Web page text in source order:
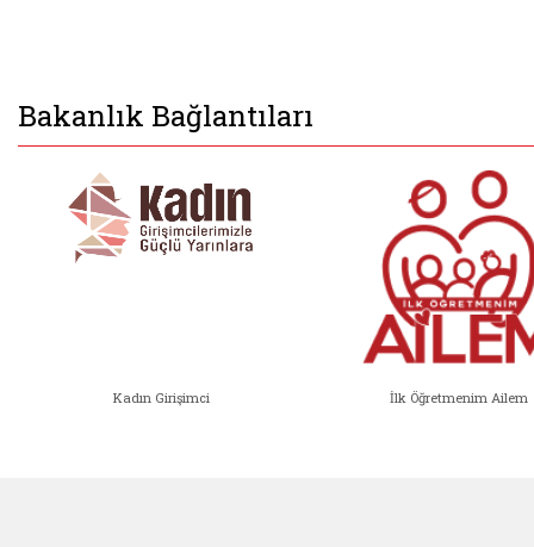
Bakanlık Bağlantıları
Kadın Girişimci İlk Öğretmenim Ailem